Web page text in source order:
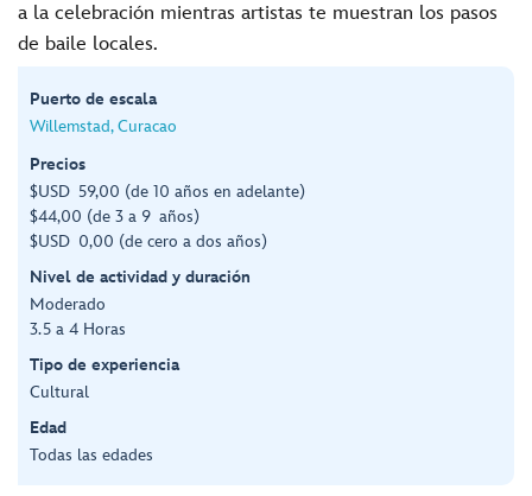
a la celebración mientras artistas te muestran los pasos
de baile locales.
Puerto de escala
Willemstad, Curacao
Precios
$USD 59,00 (de 10 años en adelante)
$44,00 (de 3 a 9 años)
$USD 0,00 (de cero a dos años)
Nivel de actividad y duración
Moderado
3.5 a 4 Horas
Tipo de experiencia
Cultural
Edad
Todas las edades